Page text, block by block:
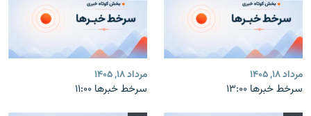
مرداد ۱۸, ۱۴۰۵
سرخط خبرها ۱۳:۰۰
مرداد ۱۸, ۱۴۰۵
سرخط خبرها ۱۱:۰۰